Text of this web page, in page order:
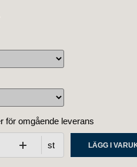
för omgående leverans
st LÄGG I